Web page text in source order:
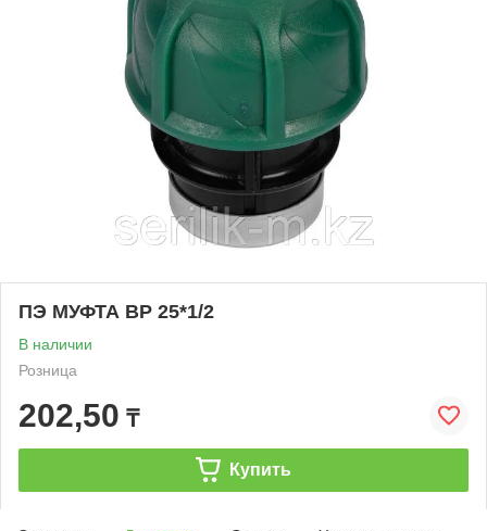
ПЭ МУФТА ВР 25*1/2
В наличии
Розница
202,50 ₸
Купить